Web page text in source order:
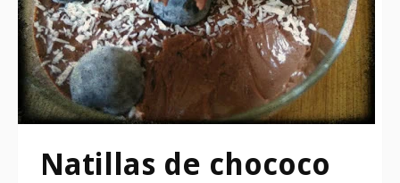
Natillas de chococo